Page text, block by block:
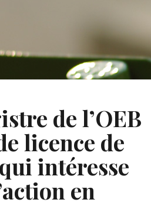
de l’OEB
licence de
intéresse
en